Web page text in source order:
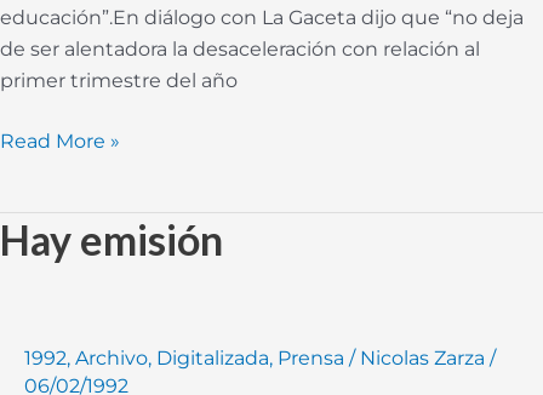
educación”.En diálogo con La Gaceta dijo que “no deja
de ser alentadora la desaceleración con relación al
primer trimestre del año
Read More »
Hay emisión
1992, Archivo, Digitalizada, Prensa / Nicolas Zarza /
06/02/1992
Hay
emisión